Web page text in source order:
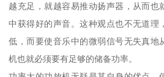
越充足，就越容易推动扬声器，从而也
中获得好的声音。这种观点也不无道理
低，而要使音乐中的微弱信号无失真地
机也就必须要有足够的储备功率。